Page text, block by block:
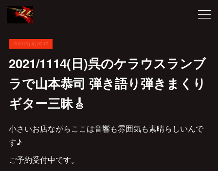
2021.09.15 02:17
2021/1114(日)呉のケラウスランブ
ラで山本恭司 弾き語り弾きまくり
ギター三昧🎸
小さいお店ながらここは音響も雰囲気も素晴らしいんで
す♪
ご予約受付中です。